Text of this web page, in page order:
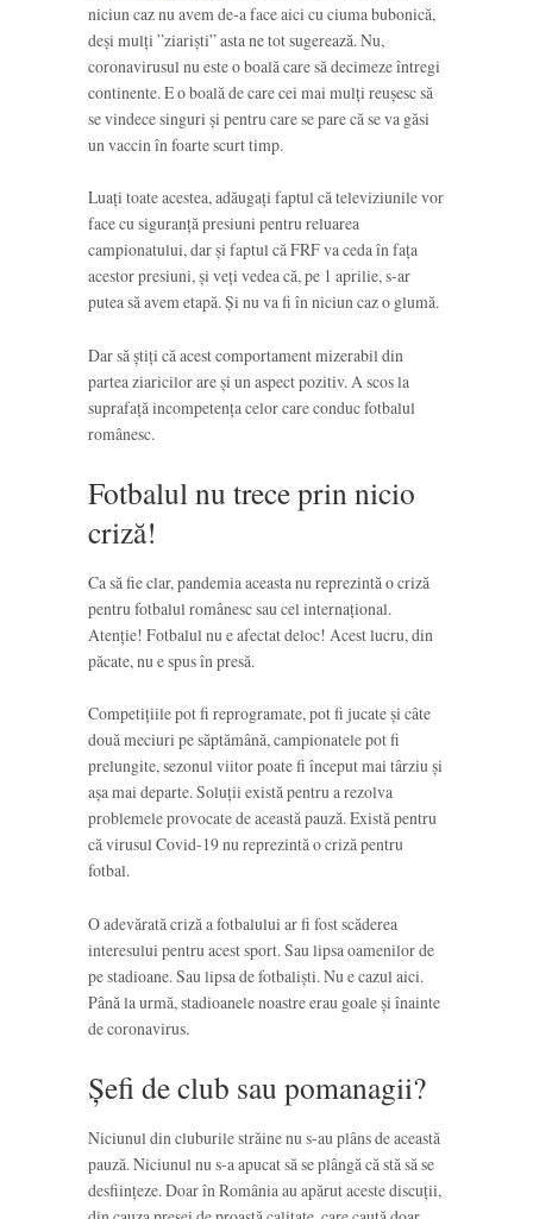
niciun caz nu avem de-a face aici cu ciuma bubonică,
deși mulți ”ziariști” asta ne tot sugerează. Nu,
coronavirusul nu este o boală care să decimeze întregi
continente. E o boală de care cei mai mulți reușesc să
se vindece singuri și pentru care se pare că se va găsi
un vaccin în foarte scurt timp.
Luați toate acestea, adăugați faptul că televiziunile vor
face cu siguranță presiuni pentru reluarea
campionatului, dar și faptul că FRF va ceda în fața
acestor presiuni, și veți vedea că, pe 1 aprilie, s-ar
putea să avem etapă. Și nu va fi în niciun caz o glumă.
Dar să știți că acest comportament mizerabil din
partea ziaricilor are și un aspect pozitiv. A scos la
suprafață incompetența celor care conduc fotbalul
românesc.
Fotbalul nu trece prin nicio
criză!
Ca să fie clar, pandemia aceasta nu reprezintă o criză
pentru fotbalul românesc sau cel internațional.
Atenție! Fotbalul nu e afectat deloc! Acest lucru, din
păcate, nu e spus în presă.
Competițiile pot fi reprogramate, pot fi jucate și câte
două meciuri pe săptămână, campionatele pot fi
prelungite, sezonul viitor poate fi început mai târziu și
așa mai departe. Soluții există pentru a rezolva
problemele provocate de această pauză. Există pentru
că virusul Covid-19 nu reprezintă o criză pentru
fotbal.
O adevărată criză a fotbalului ar fi fost scăderea
interesului pentru acest sport. Sau lipsa oamenilor de
pe stadioane. Sau lipsa de fotbaliști. Nu e cazul aici.
Până la urmă, stadioanele noastre erau goale și înainte
de coronavirus.
Șefi de club sau pomanagii?
Niciunul din cluburile străine nu s-au plâns de această
pauză. Niciunul nu s-a apucat să se plângă că stă să se
desființeze. Doar în România au apărut aceste discuții,